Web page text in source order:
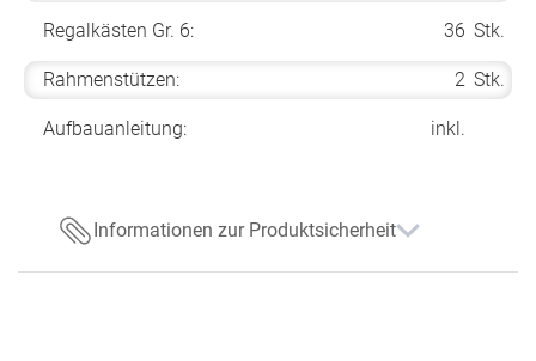
Regalkästen Gr. 6: 36 Stk.
Rahmenstützen: 2 Stk.
Aufbauanleitung: inkl.
Informationen zur Produktsicherheit